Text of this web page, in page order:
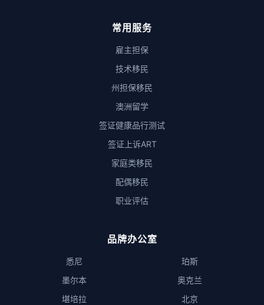
常用服务
雇主担保
技术移民
州担保移民
澳洲留学
签证健康品行测试
签证上诉ART
家庭类移民
配偶移民
职业评估
品牌办公室
悉尼
墨尔本
堪培拉
珀斯
奥克兰
北京